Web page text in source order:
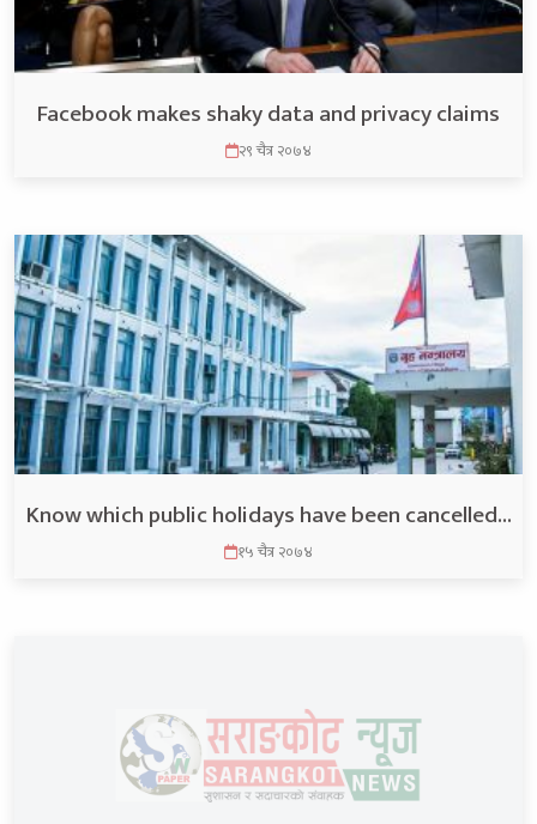
Facebook makes shaky data and privacy claims
२९ चैत्र २०७४
Know which public holidays have been cancelled…
१५ चैत्र २०७४